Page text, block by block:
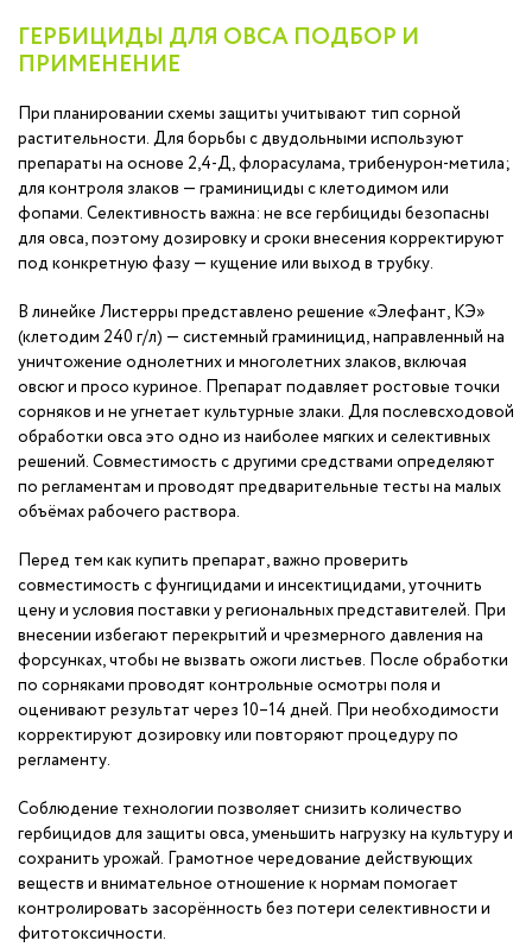
ГЕРБИЦИДЫ ДЛЯ ОВСА ПОДБОР И
ПРИМЕНЕНИЕ
При планировании схемы защиты учитывают тип сорной
растительности. Для борьбы с двудольными используют
препараты на основе 2,4-Д, флорасулама, трибенурон-метила;
для контроля злаков — граминициды с клетодимом или
фопами. Селективность важна: не все гербициды безопасны
для овса, поэтому дозировку и сроки внесения корректируют
под конкретную фазу — кущение или выход в трубку.
В линейке Листерры представлено решение «Элефант, КЭ»
(клетодим 240 г/л) — системный граминицид, направленный на
уничтожение однолетних и многолетних злаков, включая
овсюг и просо куриное. Препарат подавляет ростовые точки
сорняков и не угнетает культурные злаки. Для послевсходовой
обработки овса это одно из наиболее мягких и селективных
решений. Совместимость с другими средствами определяют
по регламентам и проводят предварительные тесты на малых
объёмах рабочего раствора.
Перед тем как купить препарат, важно проверить
совместимость с фунгицидами и инсектицидами, уточнить
цену и условия поставки у региональных представителей. При
внесении избегают перекрытий и чрезмерного давления на
форсунках, чтобы не вызвать ожоги листьев. После обработки
по сорняками проводят контрольные осмотры поля и
оценивают результат через 10–14 дней. При необходимости
корректируют дозировку или повторяют процедуру по
регламенту.
Соблюдение технологии позволяет снизить количество
гербицидов для защиты овса, уменьшить нагрузку на культуру и
сохранить урожай. Грамотное чередование действующих
веществ и внимательное отношение к нормам помогает
контролировать засорённость без потери селективности и
фитотоксичности.